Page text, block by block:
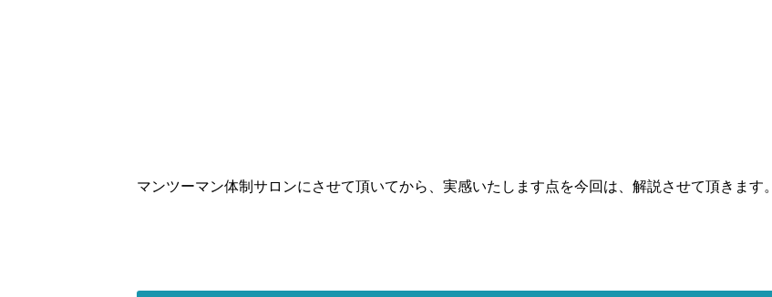
マンツーマン体制サロンにさせて頂いてから、実感いたします点を今回は、解説させて頂きます。